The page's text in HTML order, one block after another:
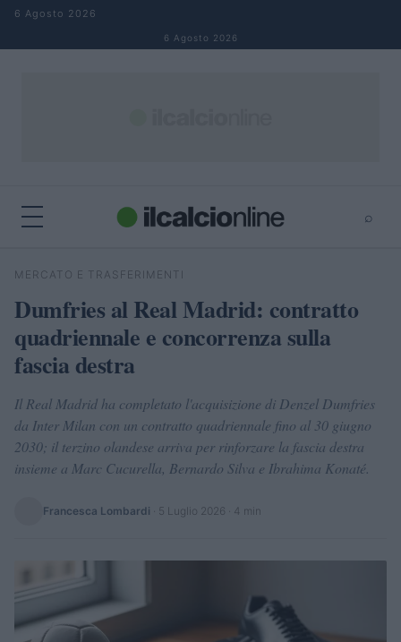
Salta al contenuto
6 Agosto 2026
6 Agosto 2026
⌕
Cerca
MERCATO E TRASFERIMENTI
Dumfries al Real Madrid: contratto
quadriennale e concorrenza sulla
fascia destra
Il Real Madrid ha completato l'acquisizione di Denzel Dumfries
da Inter Milan con un contratto quadriennale fino al 30 giugno
2030; il terzino olandese arriva per rinforzare la fascia destra
insieme a Marc Cucurella, Bernardo Silva e Ibrahima Konaté.
Francesca Lombardi 5 Luglio 2026 · 4 min